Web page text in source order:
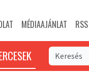
MÉDIAAJÁNLAT RSS